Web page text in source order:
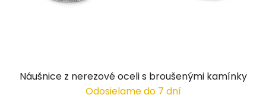
Náušnice z nerezové oceli s broušenými kamínky
Odosielame do 7 dní